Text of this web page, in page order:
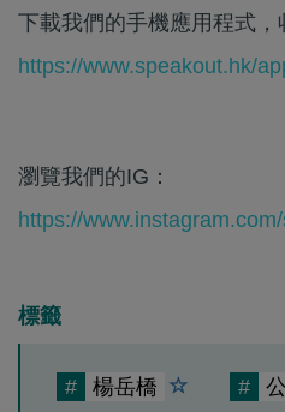
下載我們的手機應用程式，
https://www.speakout.hk/
瀏覽我們的IG：
https://
標籤
# 楊岳橋 #